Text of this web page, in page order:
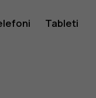
Tableti